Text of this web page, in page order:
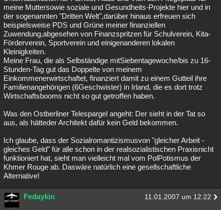
meine Muttersowie soziale und Gesundheits-Projekte hier und in
der sogenannten "Dritten Welt",darüber hinaus erfreuen sich
beispielsweise PDS und Grüne meiner finanziellen
Zuwendung,abgesehen von Finanzspritzen für Schulverein, Kita-
Förderverein, Sportverein und einigenanderen lokalen
Kleinigkeiten.
Meine Frau, die als Selbständige mitSiebentagewoche/bis zu 16-
Stunden-Tag gut das Doppelte von meinem
Einkommenerwirtschaftet, finanziert damit zu einem Gutteil ihre
Familienangehörigen (6Geschwister) in Irland, die es dort trotz
Wirtschaftsbooms nicht so gut getroffen haben.
Was den Ostberliner Telespargel angeht: Der sieht in der Tat so
aus, als hätteder Architekt dafür kein Geld bekommen.
Ich glaube, dass der Sozialromantizismusvon "gleicher Arbeit -
gleiches Geld" für alle schon in der realsozialistischen Praxisnicht
funktioniert hat, sieht man vielleicht mal vom PolPotismus der
Khmer Rouge ab. Daswäre natürlich eine gesellschaftliche
Alternative!
Fedaykin 11.01.2007 um 12:22